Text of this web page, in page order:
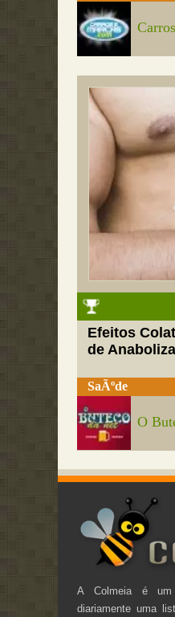
Efeitos
de
SaÃºde
O
A Colmeia é
diariamente uma